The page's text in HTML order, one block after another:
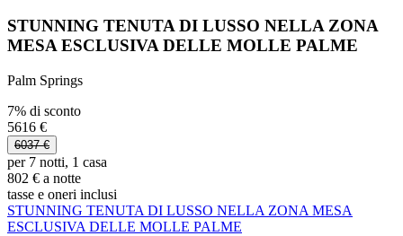
STUNNING TENUTA DI LUSSO NELLA ZONA
MESA ESCLUSIVA DELLE MOLLE PALME
Palm Springs
7% di sconto
5616 €
6037 €
per 7 notti, 1 casa
802 € a notte
tasse e oneri inclusi
STUNNING TENUTA DI LUSSO NELLA ZONA MESA
ESCLUSIVA DELLE MOLLE PALME